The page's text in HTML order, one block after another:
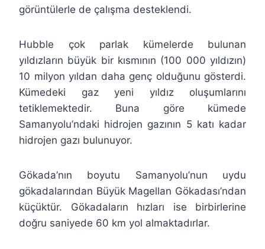
görüntülerle de çalışma desteklendi.
Hubble çok parlak kümelerde bulunan
yıldızların büyük bir kısmının (100 000 yıldızın)
10 milyon yıldan daha genç olduğunu gösterdi.
Kümedeki gaz yeni yıldız oluşumlarını
tetiklemektedir. Buna göre kümede
Samanyolu’ndaki hidrojen gazının 5 katı kadar
hidrojen gazı bulunuyor.
Gökada’nın boyutu Samanyolu’nun uydu
gökadalarından Büyük Magellan Gökadası’ndan
küçüktür. Gökadaların hızları ise birbirlerine
doğru saniyede 60 km yol almaktadırlar.